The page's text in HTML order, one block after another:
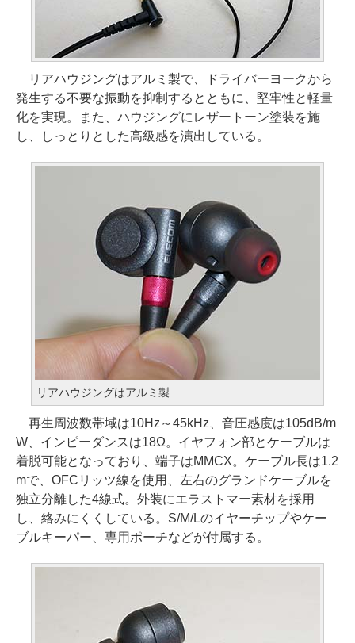
リアハウジングはアルミ製で、ドライバーヨークから
発生する不要な振動を抑制するとともに、堅牢性と軽量
化を実現。また、ハウジングにレザートーン塗装を施
し、しっとりとした高級感を演出している。
リアハウジングはアルミ製
再生周波数帯域は10Hz～45kHz、音圧感度は105dB/m
W、インピーダンスは18Ω。イヤフォン部とケーブルは
着脱可能となっており、端子はMMCX。ケーブル長は1.2
mで、OFCリッツ線を使用、左右のグランドケーブルを
独立分離した4線式。外装にエラストマー素材を採用
し、絡みにくくしている。S/M/Lのイヤーチップやケー
ブルキーパー、専用ポーチなどが付属する。